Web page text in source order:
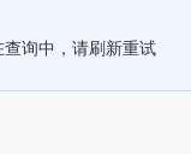
查询中，请刷新重试